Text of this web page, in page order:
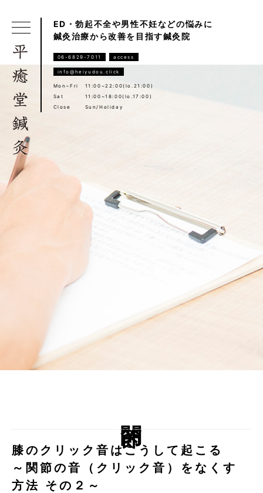
ED・勃起不全や男性不妊などの悩みに
鍼灸治療から改善を目指す鍼灸院
06-6829-7011 access
info@heiyudou.click
Mon~Fri
11:00~22:00(lo.21:00)
Sat
11:00~18:00(lo.17:00)
Close
Sun/Holiday
膝のクリック音はこうして起こる
～関節の音（クリック音）をなくす
方法 その２～